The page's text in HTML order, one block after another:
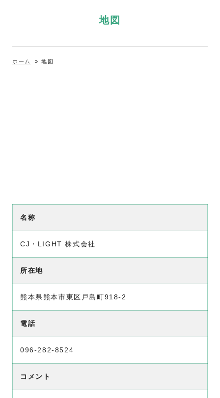
地図
ホーム » 地図
名称
CJ・LIGHT 株式会社
所在地
熊本県熊本市東区戸島町918-2
電話
096‐282-8524
コメント